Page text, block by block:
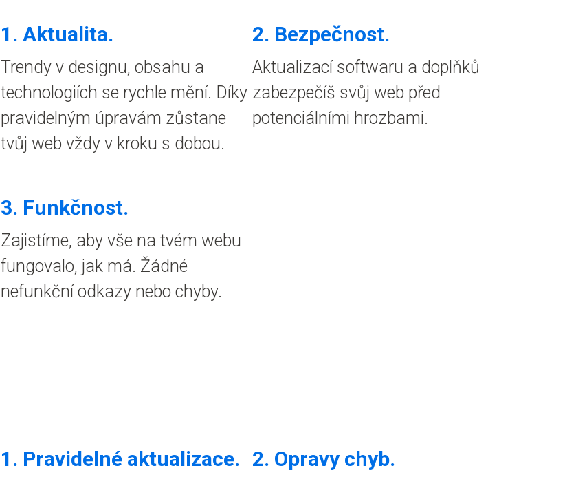
1. Aktualita.
Trendy v designu, obsahu a
technologiích se rychle mění. Díky
pravidelným úpravám zůstane
tvůj web vždy v kroku s dobou.
2. Bezpečnost.
Aktualizací softwaru a doplňků
zabezpečíš svůj web před
potenciálními hrozbami.
3. Funkčnost.
Zajistíme, aby vše na tvém webu
fungovalo, jak má. Žádné
nefunkční odkazy nebo chyby.
1. Pravidelné aktualizace. 2. Opravy chyb.